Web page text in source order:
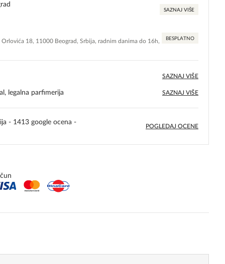
SAZNAJ VIŠE
18, 11000 Beograd, Srbija, radnim danima do 16h, BESPLATNO
SAZNAJ VIŠE
legalna parfimerija SAZNAJ VIŠE
- 1413 google ocena -
POGLEDAJ OCENE